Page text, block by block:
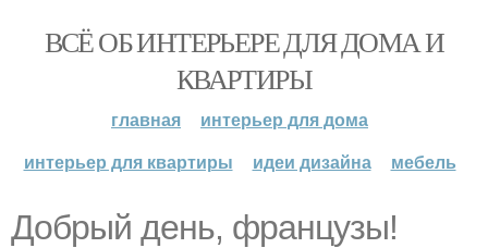
ВСЁ ОБ ИНТЕРЬЕРЕ ДЛЯ ДОМА И
КВАРТИРЫ
главная
интерьер для дома
интерьер для квартиры
идеи дизайна мебель
Добрый день, французы!